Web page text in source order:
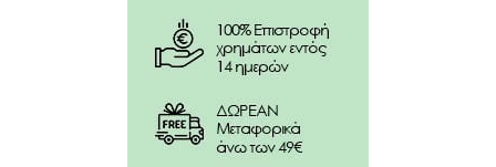
Οδηγίες χρήσης:
Προσθέστε μία μεζούρα (30 γρ.) πρωτεΐνης σε 250
ml νερό ή άλλο ρόφημα και ανακατέψτε καλά.